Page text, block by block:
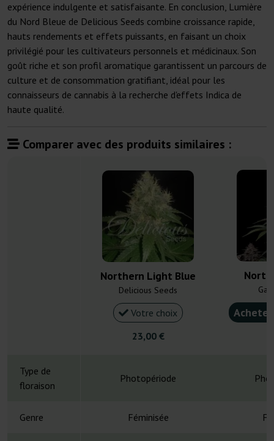
expérience indulgente et satisfaisante. En conclusion, Lumière
du Nord Bleue de Delicious Seeds combine croissance rapide,
hauts rendements et effets puissants, en faisant un choix
privilégié pour les cultivateurs personnels et médicinaux. Son
goût riche et son profil aromatique garantissent un parcours de
culture et de consommation gratifiant, idéal pour les
connaisseurs de cannabis à la recherche d'effets Indica de
haute qualité.
Comparer avec des produits similaires :
Northern Light Blue
Delicious Seeds
Votre choix
23,00 €
Type de
floraison
Photopériode
Genre Féminisée